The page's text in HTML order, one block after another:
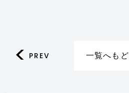
PREV 一覧へも